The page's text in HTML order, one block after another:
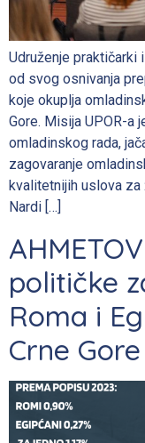
Udruženje praktičarki
od svog osnivanja
koje okuplja
Gore. Misija UPOR-a
omladinskog rada,
zagovaranje
kvalitetnijih uslova za
Nardi […]
političke
Roma i
Crne Gore